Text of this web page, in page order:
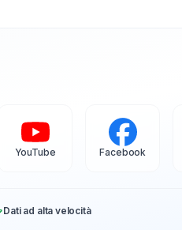
YouTube Facebook
Dati ad alta velocità